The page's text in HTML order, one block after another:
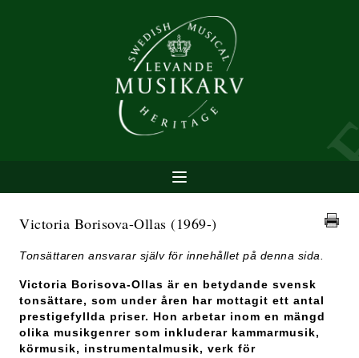
Victoria Borisova-Ollas (1969-)
Tonsättaren ansvarar själv för innehållet på denna sida.
Victoria Borisova-Ollas är en betydande svensk
tonsättare, som under åren har mottagit ett antal
prestigefyllda priser. Hon arbetar inom en mängd
olika musikgenrer som inkluderar kammarmusik,
körmusik, instrumentalmusik, verk för